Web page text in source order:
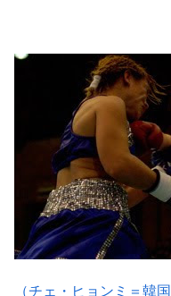
（チェ・ヒョンミ＝韓